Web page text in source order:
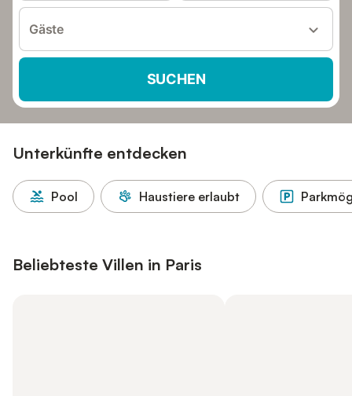
Gäste
SUCHEN
Unterkünfte entdecken
Pool Haustiere erlaubt
Beliebteste Villen in Paris